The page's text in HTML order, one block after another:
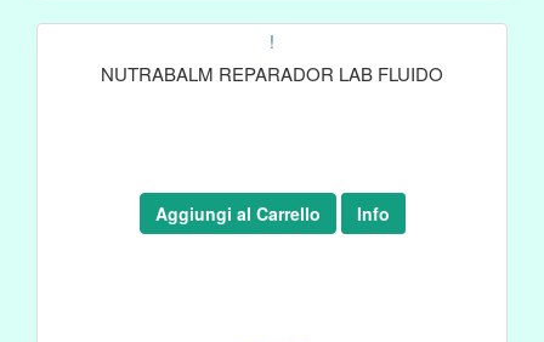
!
NUTRABALM REPARADOR LAB FLUIDO
Aggiungi al Carrello Info